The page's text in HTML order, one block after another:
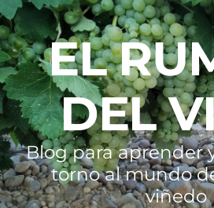
EL
DEL
Blog para aprender
torno al mundo
viñedo